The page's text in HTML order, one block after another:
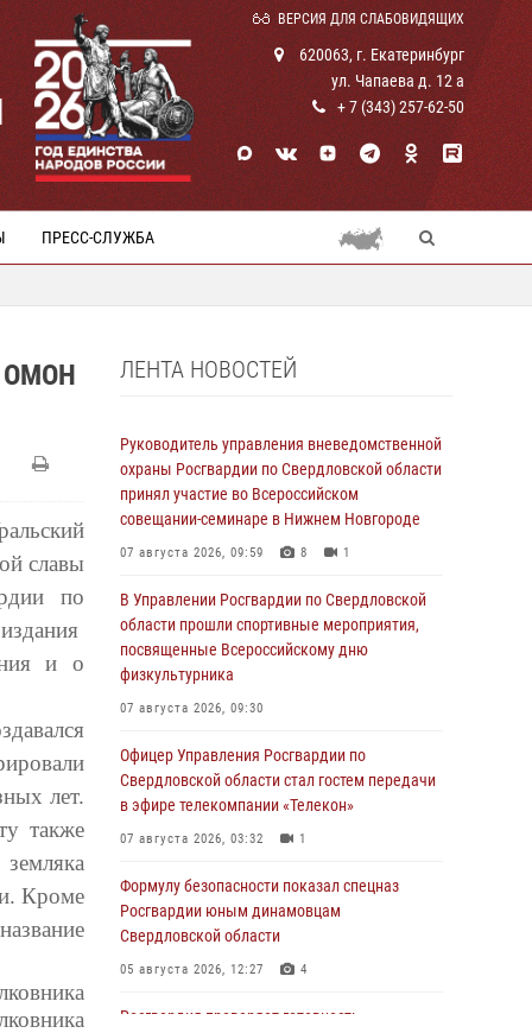
ВЕРСИЯ ДЛЯ СЛАБОВИДЯЩИХ
620063, г. Екатеринбург
ул. Чапаева д. 12 а
+ 7 (343) 257-62-50
ПРЕСС-СЛУЖБА
ОМОН
славы
по
и о
лет.
также
Кроме
ЛЕНТА НОВОСТЕЙ
Руководитель управления вневедомственной
охраны Росгвардии по Свердловской области
принял участие во Всероссийском
совещании-семинаре в Нижнем Новгороде
07 августа 2026, 09:59 8 1
В Управлении Росгвардии по Свердловской
области прошли спортивные мероприятия,
посвященные Всероссийскому дню
физкультурника
07 августа 2026, 09:30
Офицер Управления Росгвардии по
Свердловской области стал гостем передачи
в эфире телекомпании «Телекон»
07 августа 2026, 03:32 1
Формулу безопасности показал спецназ
Росгвардии юным динамовцам
Свердловской области
05 августа 2026, 12:27 4
Росгвардия проверяет готовность